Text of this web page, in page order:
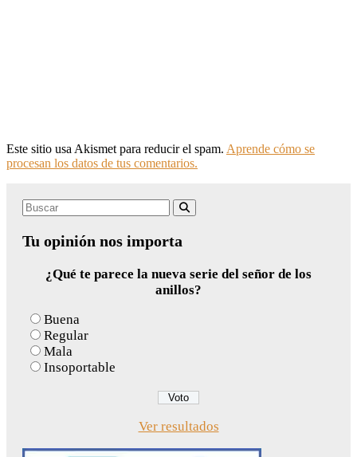
Este sitio usa Akismet para reducir el spam. Aprende cómo se
procesan los datos de tus comentarios.
Search
Tu opinión nos importa
¿Qué te parece la nueva serie del señor de los
anillos?
Buena
Regular
Mala
Insoportable
Ver resultados